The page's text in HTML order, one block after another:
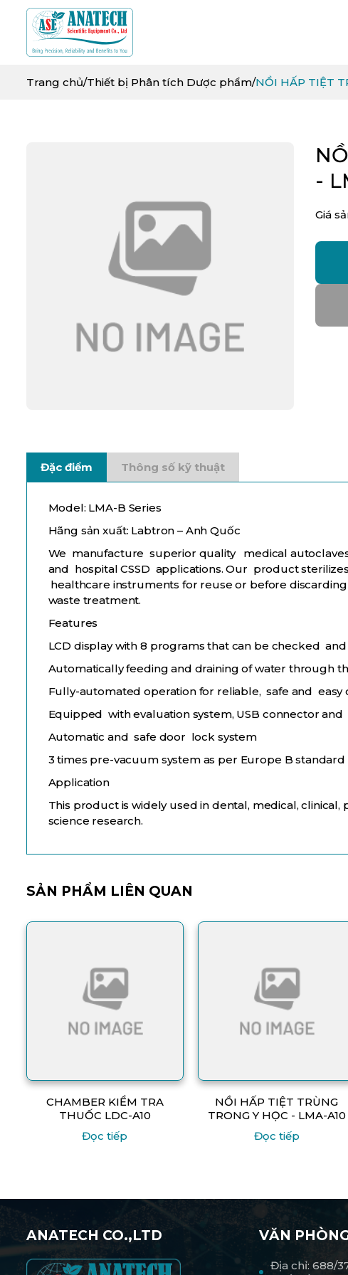
Trang chủ/Thiết bị Phân tích Dược phẩm/NỒI HẤP TIỆT
-
Giá
Đặc điểm Thông số kỹ thuật
Model: LMA-B Series
Hãng sản xuất: Labtron – Anh Quốc
We manufacture superior quality medical
and hospital CSSD applications. Our product
healthcare instruments for reuse or before
waste treatment.
Features
LCD display with 8 programs that can be checked
Automatically feeding and draining of water through
Fully-automated operation for reliable, safe and easy
Equipped with evaluation system, USB connector
Automatic and safe door lock system
3 times pre-vacuum system as per Europe B standard
Application
This product is widely used in dental, medical,
science research.
SẢN PHẨM LIÊN QUAN
CHAMBER KIỂM TRA
THUỐC LDC-A10
Đọc tiếp
NỒI HẤP TIỆT TRÙNG
TRONG Y HỌC - LMA-A10
Đọc tiếp
ANATECH CO.,LTD VĂN
Địa chỉ: 688/